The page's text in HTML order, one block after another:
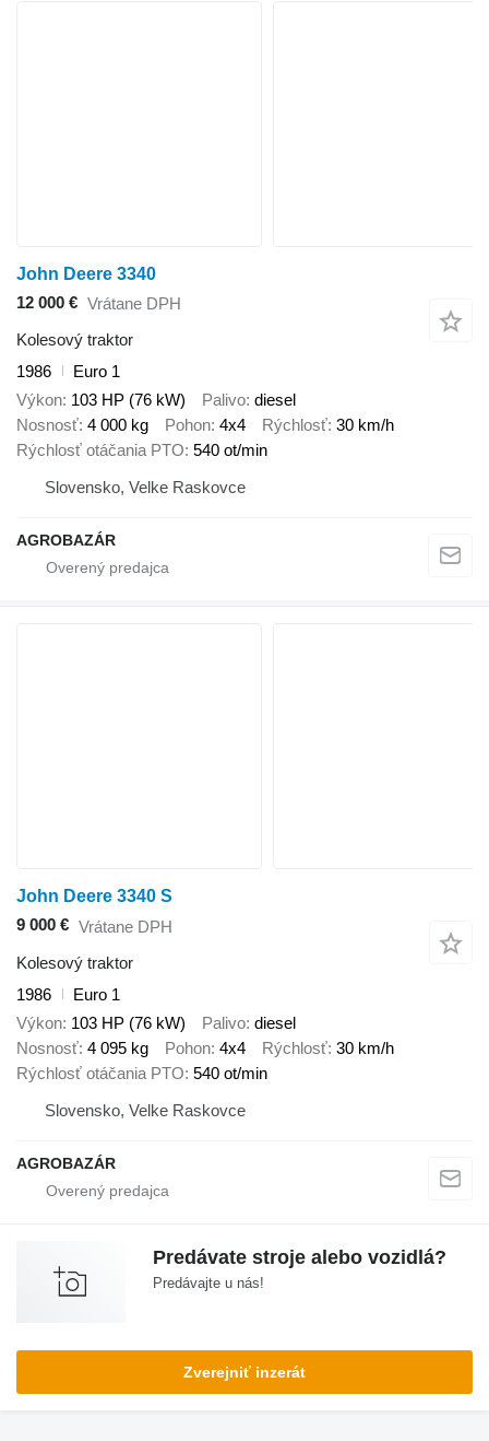
John Deere 3340
12 000 € Vrátane DPH
Kolesový traktor
1986
Euro 1
Výkon 103 HP (76 kW) Palivo diesel
Nosnosť 4 000 kg Pohon 4x4 Rýchlosť 30 km/h
Rýchlosť otáčania PTO 540 ot/min
Slovensko, Velke Raskovce
AGROBAZÁR
John Deere 3340 S
9 000 € Vrátane DPH
Kolesový traktor
1986
Euro 1
Výkon 103 HP (76 kW) Palivo diesel
Nosnosť 4 095 kg Pohon 4x4 Rýchlosť 30 km/h
Rýchlosť otáčania PTO 540 ot/min
Slovensko, Velke Raskovce
AGROBAZÁR
Predávate stroje alebo vozidlá?
Predávajte u nás!
Zverejniť inzerát